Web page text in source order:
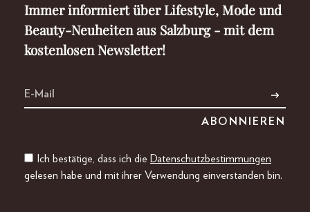
Immer informiert über Lifestyle, Mode und
Beauty-Neuheiten aus Salzburg - mit dem
kostenlosen Newsletter!
Ich bestätige, dass ich die Datenschutzbestimmungen
gelesen habe und mit ihrer Verwendung einverstanden bin.